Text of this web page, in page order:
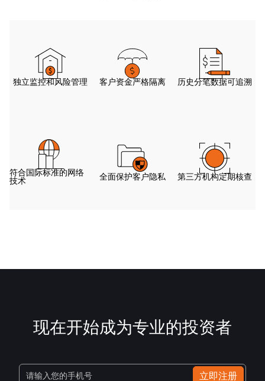
独立监控和风险管理 客户资金严格隔离 历史分笔数据可追溯
符合国际标准的网络
技术
全面保护客户隐私 第三方机构定期核查
现在开始成为专业的投资者
请输入您的手机号 立即注册